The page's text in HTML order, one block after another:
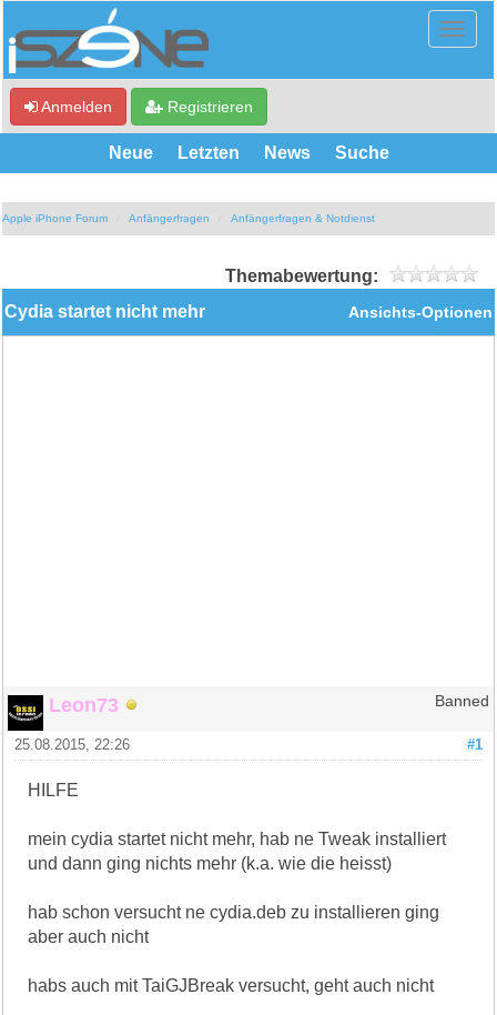
Anmelden Registrieren
Neue Letzten News Suche
Apple iPhone Forum Anfängerfragen Anfängerfragen & Notdienst
Themabewertung:
Ansichts-Optionen
Cydia startet nicht mehr
Leon73 Banned
#1
25.08.2015, 22:26
HILFE
mein cydia startet nicht mehr, hab ne Tweak installiert
und dann ging nichts mehr (k.a. wie die heisst)
hab schon versucht ne cydia.deb zu installieren ging
aber auch nicht
habs auch mit TaiGJBreak versucht, geht auch nicht